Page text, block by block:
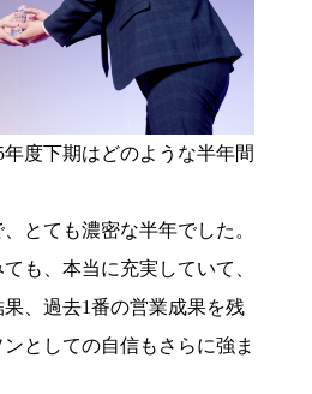
度下期はどのような半年間
とても濃密な半年でした。
も、本当に充実していて、
、過去1番の営業成果を残
としての自信もさらに強ま